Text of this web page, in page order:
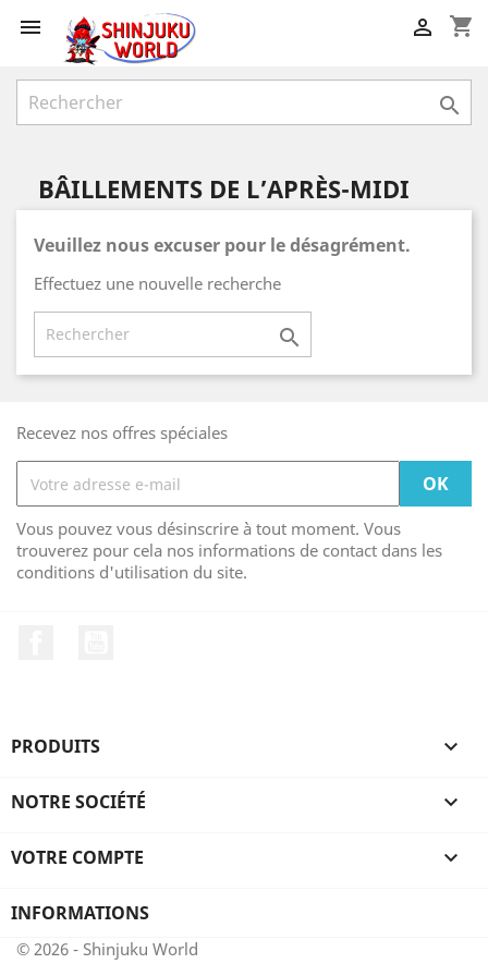
 shopping_cart


BÂILLEMENTS DE L’APRÈS-MIDI
Veuillez nous excuser pour le désagrément.
Effectuez une nouvelle recherche

Recevez nos offres spéciales
Vous pouvez vous désinscrire à tout moment. Vous
trouverez pour cela nos informations de contact dans les
conditions d'utilisation du site.
PRODUITS 
NOTRE SOCIÉTÉ 
VOTRE COMPTE 
INFORMATIONS
© 2026 - Shinjuku World